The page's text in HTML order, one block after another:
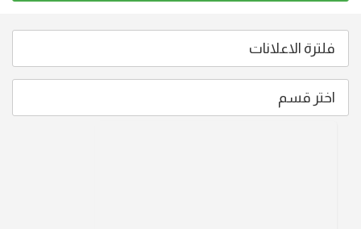
فلترة الاعلانات
اختر قسم